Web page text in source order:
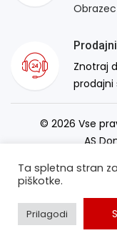
Znotraj
prodajni
© 2026 Vse
AS
Ta spletna stran
piškotke.
Prilagodi